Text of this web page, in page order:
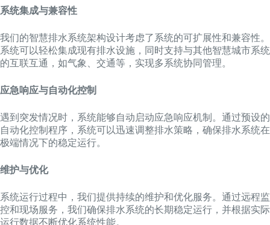
系统集成与兼容性
我们的智慧排水系统架构设计考虑了系统的可扩展性和兼容性。
系统可以轻松集成现有排水设施，同时支持与其他智慧城市系统
的互联互通，如气象、交通等，实现多系统协同管理。
应急响应与自动化控制
遇到突发情况时，系统能够自动启动应急响应机制。通过预设的
自动化控制程序，系统可以迅速调整排水策略，确保排水系统在
极端情况下的稳定运行。
维护与优化
系统运行过程中，我们提供持续的维护和优化服务。通过远程监
控和现场服务，我们确保排水系统的长期稳定运行，并根据实际
运行数据不断优化系统性能。